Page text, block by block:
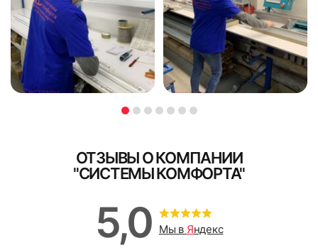
ОТЗЫВЫ О КОМПАНИИ
"СИСТЕМЫ КОМФОРТА"
5,0 Мы в Яндекс